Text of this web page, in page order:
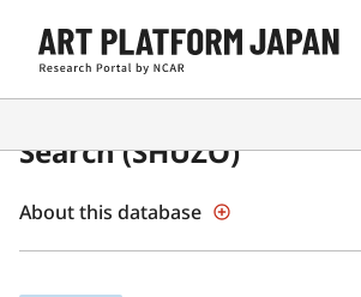
Japanese Museum
Search (SHŪZŌ)
About this database